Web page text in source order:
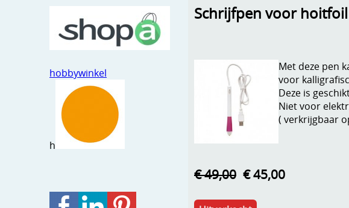
hobbywinkel
h
Schrijfpen voor
Met deze pen
voor
Deze is
Niet voor
( verkrijgbaar
€ 49,00 € 45,00